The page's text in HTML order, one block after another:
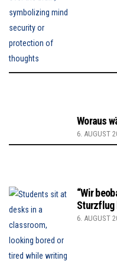
Woraus
6. AUGUST
“Wir
Sturzflug
6. AUGUST